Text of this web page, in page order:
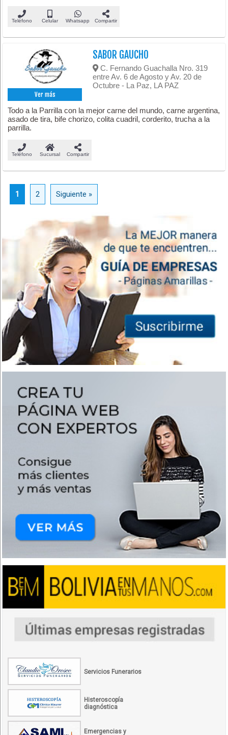
Teléfono Celular Whatsapp Compartir
Ver más
SABOR GAUCHO
C. Fernando Guachalla Nro. 319
entre Av. 6 de Agosto y Av. 20 de
Octubre - La Paz, LA PAZ
Todo a la Parrilla con la mejor carne del mundo, carne argentina,
asado de tira, bife chorizo, colita cuadril, corderito, trucha a la
parrilla.
Teléfono Sucursal Compartir
1 2 Siguiente »
Servicios Funerarios
Histeroscopía
diagnóstica
Emergencias y